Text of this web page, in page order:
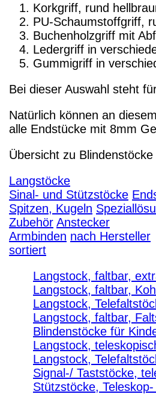
Korkgriff, rund
PU-Schaumstoffgriff,
Buchenholzgriff mit
Ledergriff in
Gummigriff in
Bei dieser Auswahl steht
Natürlich können an
alle Endstücke mit 8mm
Übersicht zu
Langstöcke
Sinal- und Stützstöcke
Spitzen, Kugeln
Zubehör Anstecker
Armbinden nach Hersteller
sortiert
Langstock, faltbar,
Langstock, faltbar,
Langstock,
Langstock, faltbar,
Blindenstöcke für
Langstock,
Langstock,
Signal-/ Taststöcke,
Stützstöcke,